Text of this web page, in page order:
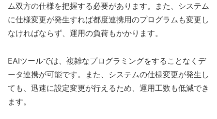
ム双方の仕様を把握する必要があります。また、システム
に仕様変更が発生すれば都度連携用のプログラムも変更し
なければならず、運用の負荷もかかります。
EAIツールでは、複雑なプログラミングをすることなくデ
ータ連携が可能です。また、システムの仕様変更が発生し
ても、迅速に設定変更が行えるため、運用工数も低減でき
ます。